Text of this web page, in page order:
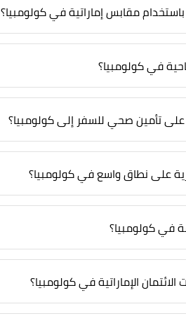
مقابس إماراتية في كولومبيا؟
في كولومبيا؟
تأمين صحي للسفر إلى كولومبيا؟
على نطاق واسع في كولومبيا؟
في كولومبيا؟
الإماراتية في كولومبيا؟